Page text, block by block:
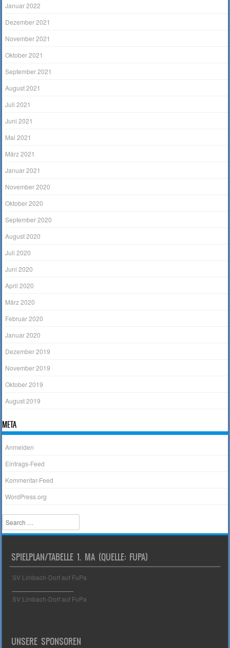
Januar 2022
Dezember 2021
November 2021
Oktober 2021
September 2021
August 2021
Juli 2021
Juni 2021
Mai 2021
März 2021
Januar 2021
November 2020
Oktober 2020
September 2020
August 2020
Juli 2020
Juni 2020
April 2020
März 2020
Februar 2020
Januar 2020
Dezember 2019
November 2019
Oktober 2019
August 2019
META
Anmelden
Eintrags-Feed
Kommentar-Feed
WordPress.org
Search
SPIELPLAN/TABELLE 1. MA (QUELLE: FUPA)
SV Limbach-Dorf auf FuPa
SV Limbach-Dorf auf FuPa
UNSERE SPONSOREN